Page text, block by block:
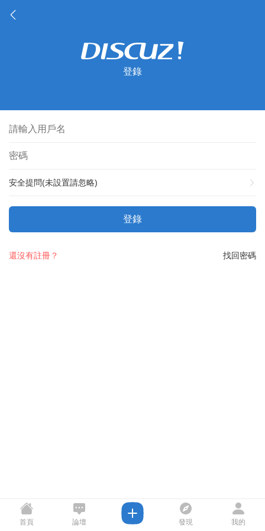
登錄
安全提問(未設置請忽略)
登錄
找回密碼
還沒有註冊？
首頁 論壇 發現 我的